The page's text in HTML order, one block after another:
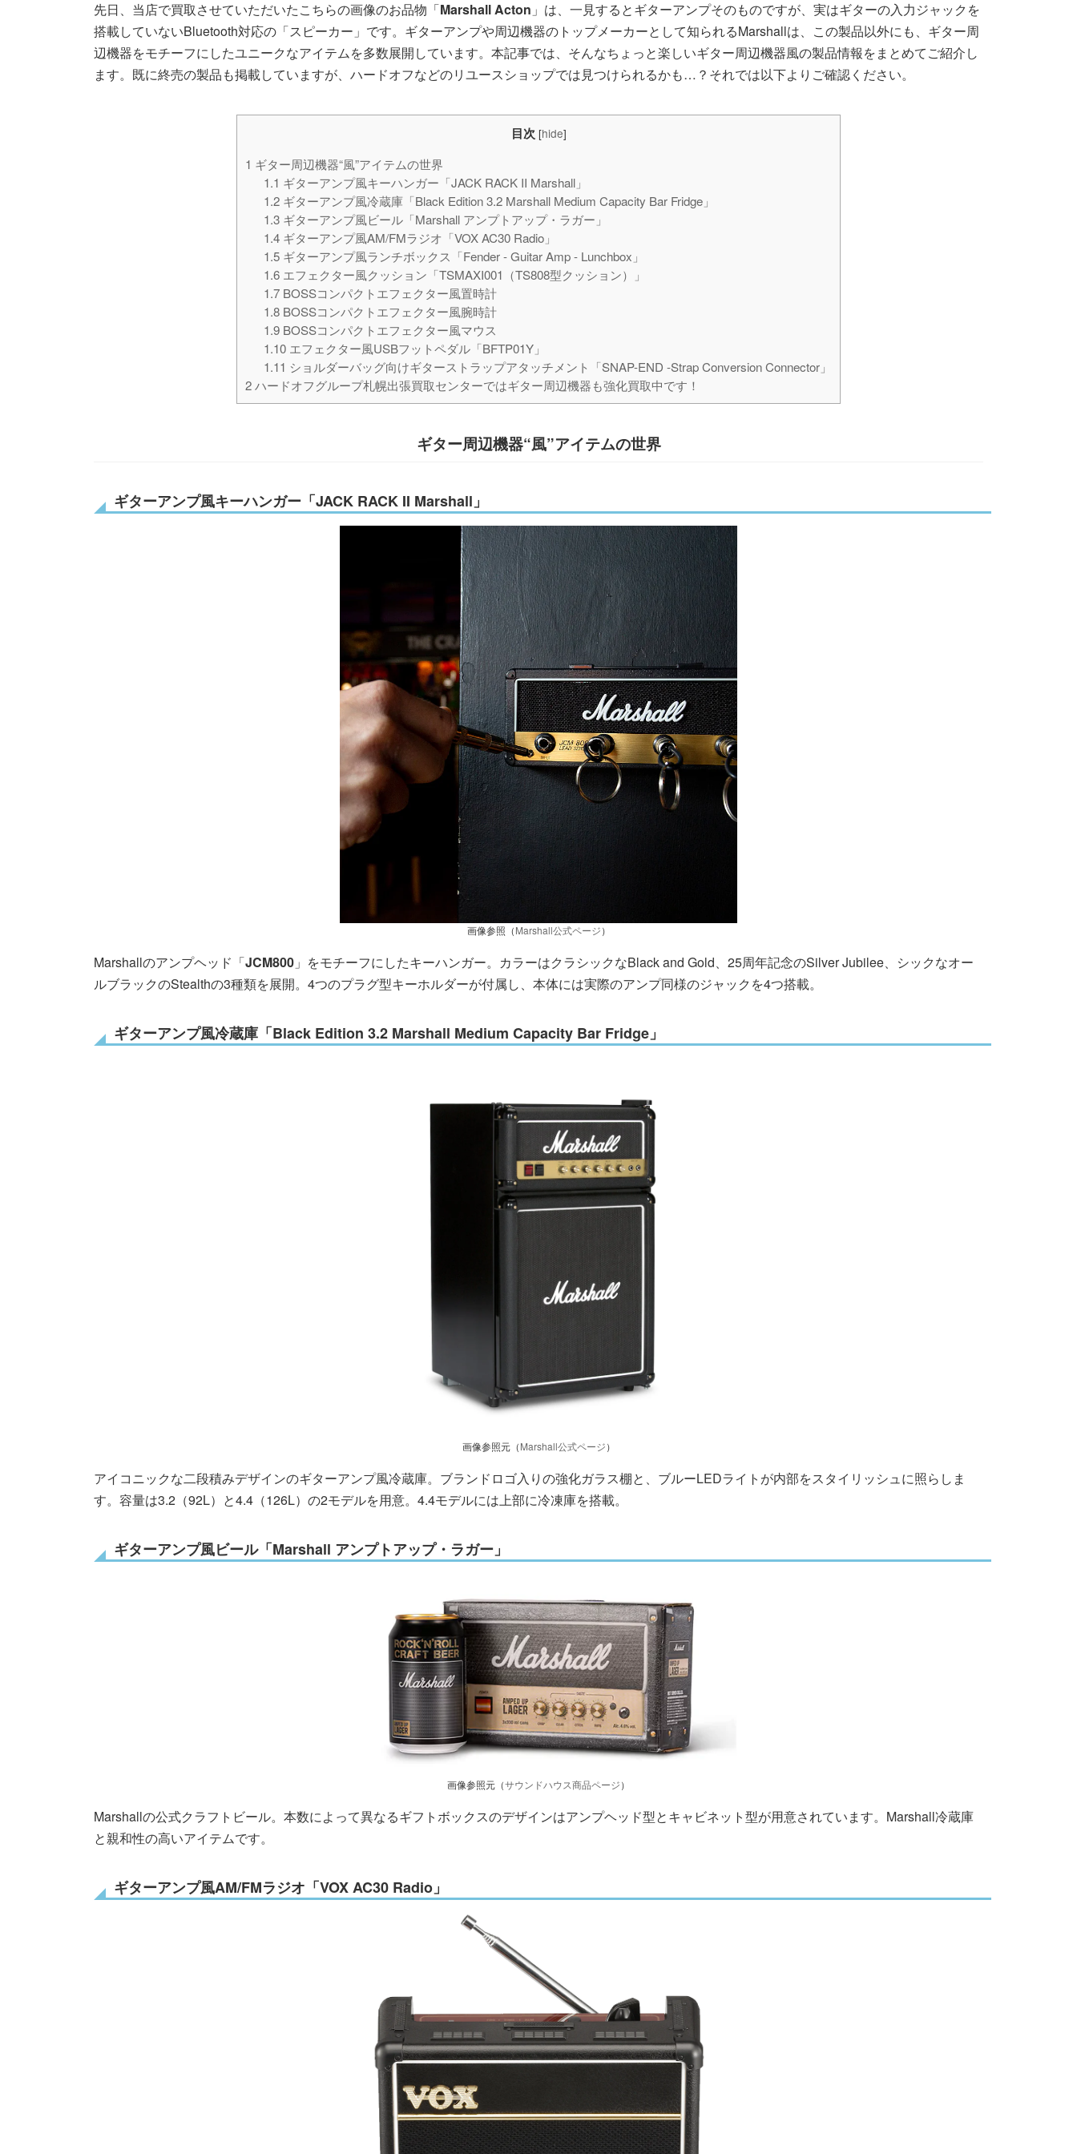
先日、当店で買取させていただいたこちらの画像のお品物「Marshall Acton 」は、一見するとギターアンプそのものですが、実はギターの入力ジャックを
搭載していないBluetooth対応の「スピーカー」です。ギターアンプや周辺機器のトップメーカーとして知られるMarshallは、この製品以外にも、ギター周
辺機器をモチーフにしたユニークなアイテムを多数展開しています。本記事では、そんなちょっと楽しいギター周辺機器風の製品情報をまとめてご紹介し
ます。既に終売の製品も掲載していますが、ハードオフなどのリユースショップでは見つけられるかも…？それでは以下よりご確認ください。
目次 [hide]
1 ギター周辺機器“風”アイテムの世界
1.1 ギターアンプ風キーハンガー「JACK RACK II Marshall」
1.2ギターアンプ風冷蔵庫「Black Edition 3.2 Marshall Medium Capacity Bar Fridge」
1.3ギターアンプ風ビール「Marshall アンプトアップ・ラガー」
1.4ギターアンプ風AM/FMラジオ「VOX AC30 Radio」
1.5ギターアンプ風ランチボックス「Fender - Guitar Amp - Lunchbox」
1.6エフェクター風クッション「TSMAXI001（TS808型クッション）」
1.7BOSSコンパクトエフェクター風置時計
1.8BOSSコンパクトエフェクター風腕時計
1.9BOSSコンパクトエフェクター風マウス
1.10エフェクター風USBフットペダル「BFTP01Y」
1.11 ショルダーバッグ向けギターストラップアタッチメント「SNAP-END -Strap Conversion Connector」
2ハードオフグループ札幌出張買取センターではギター周辺機器も強化買取中です！
ギター周辺機器“風”アイテムの世界
ギターアンプ風キーハンガー「JACK RACK II Marshall」
画像参照（Marshall公式ページ）
Marshallのアンプヘッド「JCM800 」をモチーフにしたキーハンガー。カラーはクラシックなBlack and Gold、25周年記念のSilver Jubilee、シックなオー
ルブラックのStealthの3種類を展開。4つのプラグ型キーホルダーが付属し、本体には実際のアンプ同様のジャックを4つ搭載。
ギターアンプ風冷蔵庫「Black Edition 3.2 Marshall Medium Capacity Bar Fridge」
画像参照元（Marshall公式ページ）
アイコニックな二段積みデザインのギターアンプ風冷蔵庫。ブランドロゴ入りの強化ガラス棚と、ブルーLEDライトが内部をスタイリッシュに照らしま
す。容量は3.2（92L）と4.4（126L）の2モデルを用意。4.4モデルには上部に冷凍庫を搭載。
ギターアンプ風ビール「Marshall アンプトアップ・ラガー」
画像参照元（サウンドハウス商品ページ）
Marshallの公式クラフトビール。本数によって異なるギフトボックスのデザインはアンプヘッド型とキャビネット型が用意されています。Marshall冷蔵庫
と親和性の高いアイテムです。
ギターアンプ風AM/FMラジオ「VOX AC30 Radio」